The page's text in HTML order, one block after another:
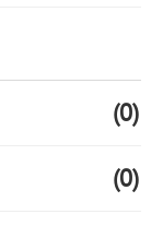
(0)
(0)